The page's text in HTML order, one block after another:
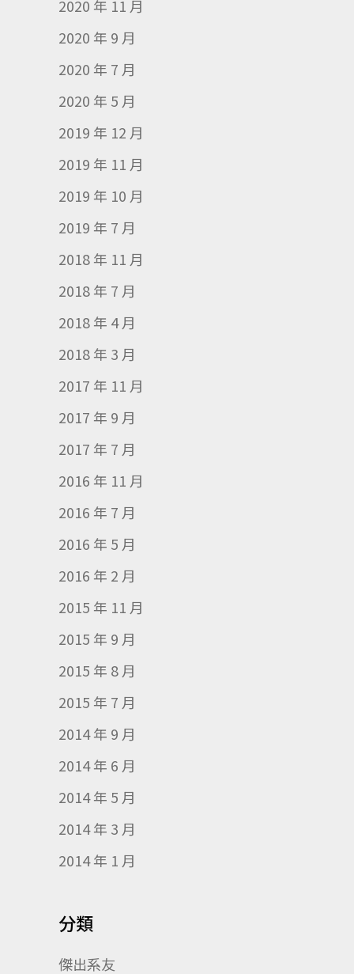
2020 年 11 月
2020 年 9 月
2020 年 7 月
2020 年 5 月
2019 年 12 月
2019 年 11 月
2019 年 10 月
2019 年 7 月
2018 年 11 月
2018 年 7 月
2018 年 4 月
2018 年 3 月
2017 年 11 月
2017 年 9 月
2017 年 7 月
2016 年 11 月
2016 年 7 月
2016 年 5 月
2016 年 2 月
2015 年 11 月
2015 年 9 月
2015 年 8 月
2015 年 7 月
2014 年 9 月
2014 年 6 月
2014 年 5 月
2014 年 3 月
2014 年 1 月
分類
傑出系友